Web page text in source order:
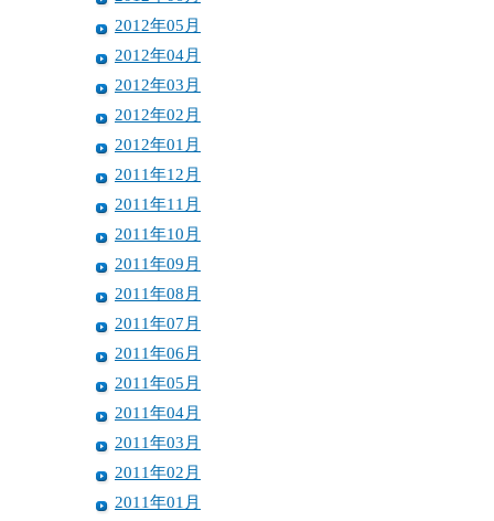
2012年05月
2012年04月
2012年03月
2012年02月
2012年01月
2011年12月
2011年11月
2011年10月
2011年09月
2011年08月
2011年07月
2011年06月
2011年05月
2011年04月
2011年03月
2011年02月
2011年01月